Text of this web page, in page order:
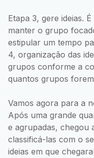
Etapa 3, gere ideias.
manter o grupo
estipular um tempo
4, organização das
grupos conforme a
quantos grupos
Vamos agora para a
Após uma grande
e agrupadas, chegou
classificá-las com o
ideias em que